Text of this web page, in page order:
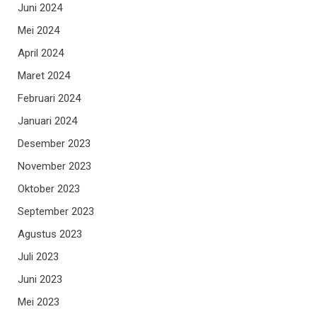
Juni 2024
Mei 2024
April 2024
Maret 2024
Februari 2024
Januari 2024
Desember 2023
November 2023
Oktober 2023
September 2023
Agustus 2023
Juli 2023
Juni 2023
Mei 2023